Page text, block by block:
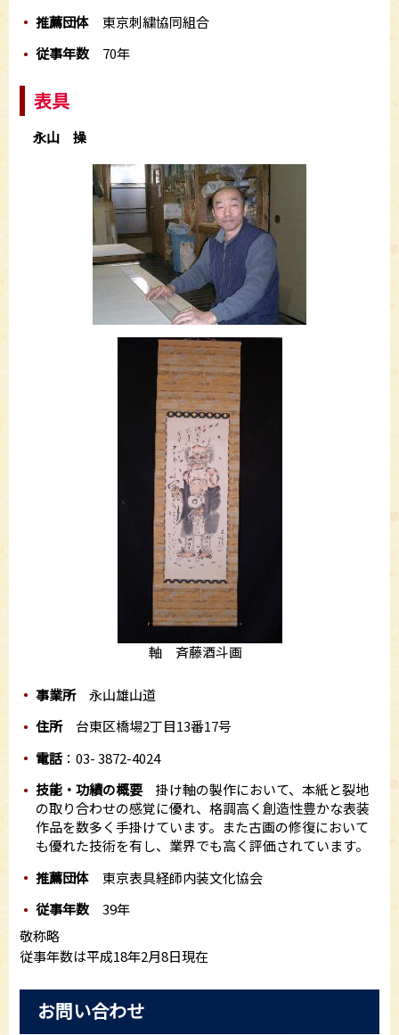
推薦団体 東京刺繍協同組合
従事年数 70年
表具
永山 操
軸 斉藤酒斗画
事業所永山雄山道
住所台東区橋場2丁目13番17号
電話：03- 3872-4024
技能・功績の概要掛け軸の製作において、本紙と裂地
の取り合わせの感覚に優れ、格調高く創造性豊かな表装
作品を数多く手掛けています。また古画の修復において
も優れた技術を有し、業界でも高く評価されています。
推薦団体 東京表具経師内装文化協会
従事年数 39年
敬称略
従事年数は平成18年2月8日現在
お問い合わせ